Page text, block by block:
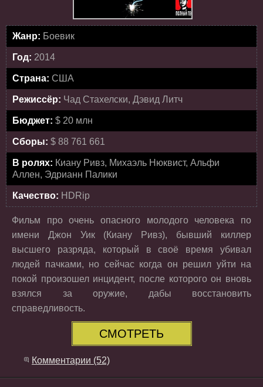
Жанр: Боевик
Год: 2014
Страна: США
Режиссёр: Чад Стахелски, Дэвид Литч
Бюджет: $ 20 млн
Сборы: $ 88 761 661
В ролях: Киану Ривз, Михаэль Нюквист, Альфи
Аллен, Эдрианн Палики
Качество: HDRip
Фильм про очень опасного молодого человека по
имени Джон Уик (Киану Ривз), бывший киллер
высшего разряда, который в своё время убивал
людей пачками, но сейчас когда он решил уйти на
покой произошел инцидент, после которого он вновь
взялся за оружие, дабы восстановить
справедливость.
СМОТРЕТЬ
Комментарии (52)